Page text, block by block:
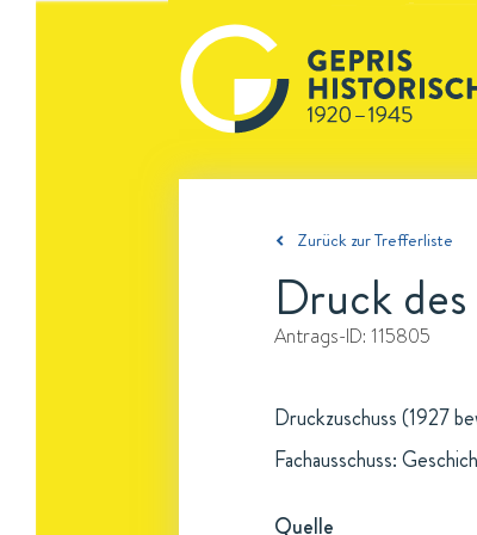
Zurück zur Trefferliste
Druck
Antrags-ID: 115805
Druckzuschuss (1927
Fachausschuss:
Quelle